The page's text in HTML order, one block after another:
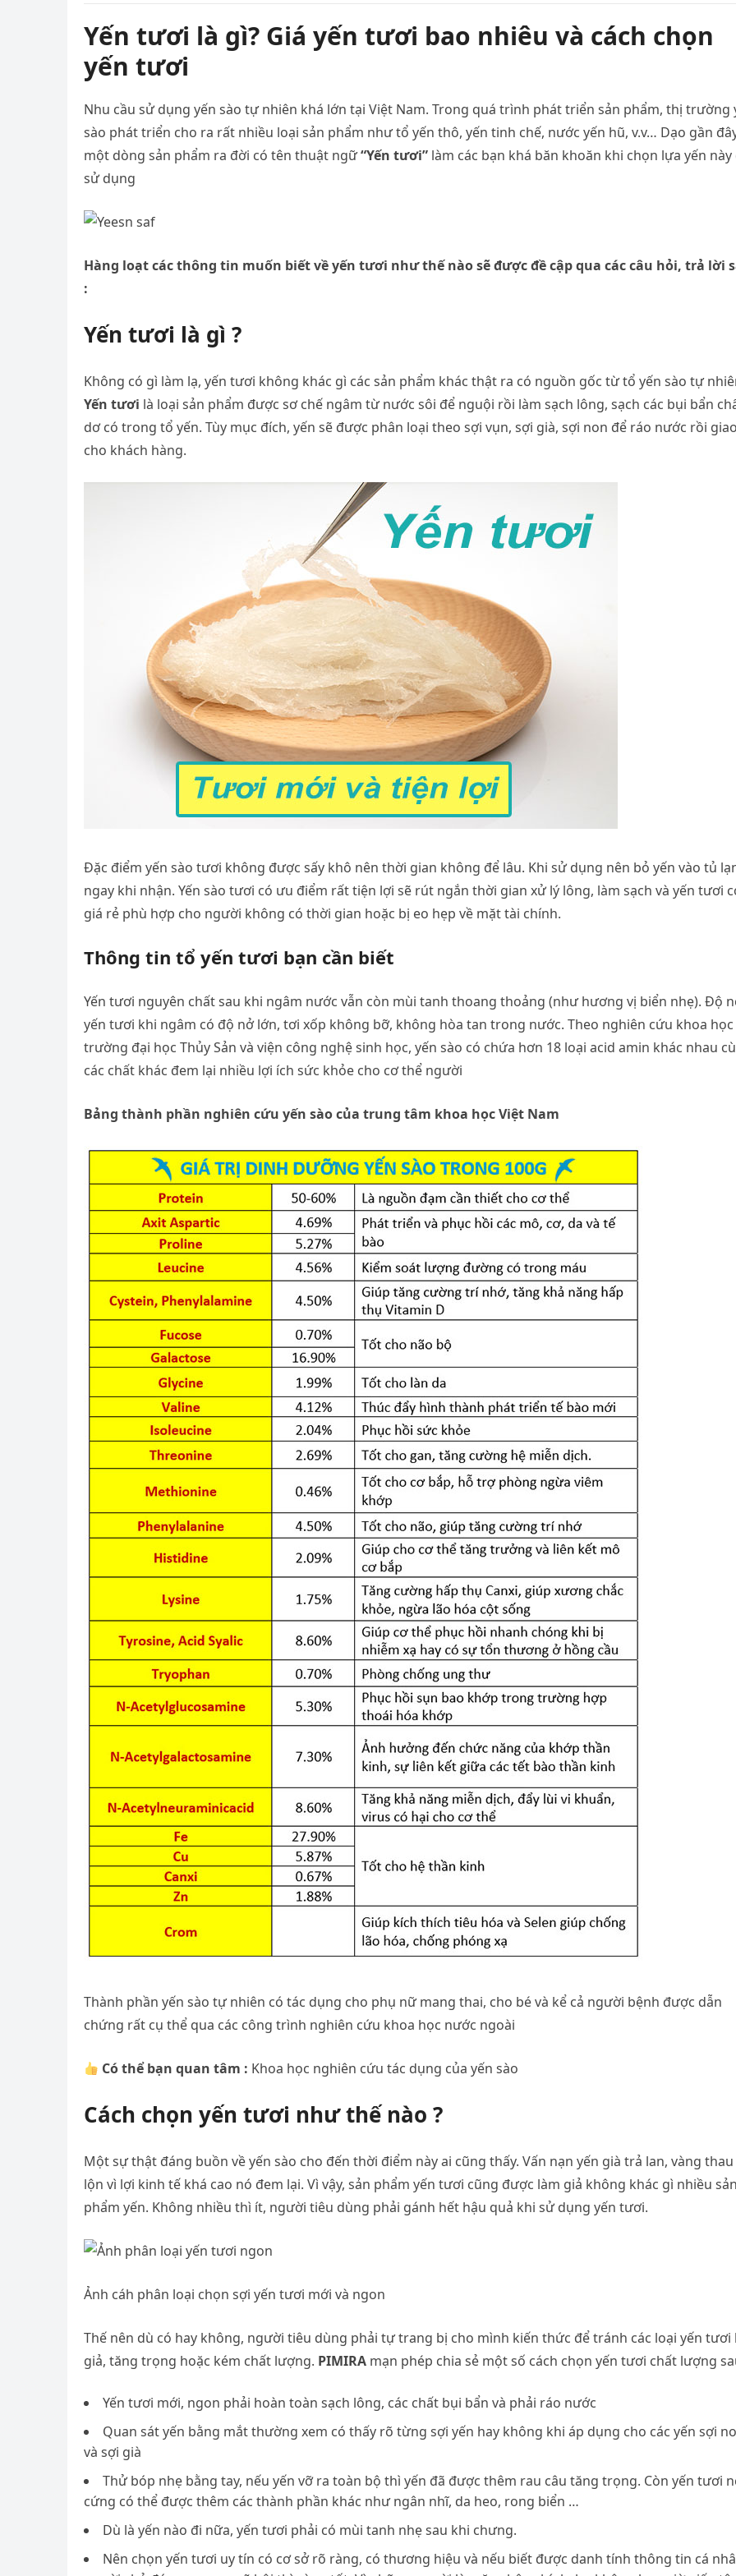
Yến tươi là gì? Giá yến tươi bao nhiêu và cách chọn
yến tươi
Nhu cầu sử dụng yến sào tự nhiên khá lớn tại Việt Nam. Trong quá trình phát triển sản phẩm, thị trường
sào phát triển cho ra rất nhiều loại sản phẩm như tổ yến thô, yến tinh chế, nước yến hũ, v.v… Dạo gần
một dòng sản phẩm ra đời có tên thuật ngữ“Yến tươi” làm các bạn khá băn khoăn khi chọn lựa yến này
sử dụng
Hàng loạt các thông tin muốn biết về yến tươi như thế nào sẽ được đề cập qua các câu hỏi, trả lời
:
Yến tươi là gì ?
Không có gì làm lạ, yến tươi không khác gì các sản phẩm khác thật ra có nguồn gốc từ tổ yến sào tự
Yến tươi là loại sản phẩm được sơ chế ngâm từ nước sôi để nguội rồi làm sạch lông, sạch các bụi bẩn
dơ có trong tổ yến. Tùy mục đích, yến sẽ được phân loại theo sợi vụn, sợi già, sợi non để ráo nước rồi giao
cho khách hàng.
Đặc điểm yến sào tươi không được sấy khô nên thời gian không để lâu. Khi sử dụng nên bỏ yến vào tủ
ngay khi nhận. Yến sào tươi có ưu điểm rất tiện lợi sẽ rút ngắn thời gian xử lý lông, làm sạch và yến tươi
giá rẻ phù hợp cho người không có thời gian hoặc bị eo hẹp về mặt tài chính.
Thông tin tổ yến tươi bạn cần biết
Yến tươi nguyên chất sau khi ngâm nước vẫn còn mùi tanh thoang thoảng (như hương vị biển nhẹ). Độ
yến tươi khi ngâm có độ nở lớn, tơi xốp không bỡ, không hòa tan trong nước. Theo nghiên cứu khoa học
trường đại học Thủy Sản và viện công nghệ sinh học, yến sào có chứa hơn 18 loại acid amin khác nhau
các chất khác đem lại nhiều lợi ích sức khỏe cho cơ thể người
Bảng thành phần nghiên cứu yến sào của trung tâm khoa học Việt Nam
Thành phần yến sào tự nhiên có tác dụng cho phụ nữ mang thai, cho bé và kể cả người bệnh được dẫn
chứng rất cụ thể qua các công trình nghiên cứu khoa học nước ngoài
Có thể bạn quan tâm : Khoa học nghiên cứu tác dụng của yến sào
Cách chọn yến tươi như thế nào ?
Một sự thật đáng buồn về yến sào cho đến thời điểm này ai cũng thấy. Vấn nạn yến già trả lan, vàng thau
lộn vì lợi kinh tế khá cao nó đem lại. Vì vậy, sản phẩm yến tươi cũng được làm giả không khác gì nhiều sản
phẩm yến. Không nhiều thì ít, người tiêu dùng phải gánh hết hậu quả khi sử dụng yến tươi.
Ảnh cáh phân loại chọn sợi yến tươi mới và ngon
Thế nên dù có hay không, người tiêu dùng phải tự trang bị cho mình kiến thức để tránh các loại yến tươi
giả, tăng trọng hoặc kém chất lượng. PIMIRA mạn phép chia sẻ một số cách chọn yến tươi chất lượng
Yến tươi mới, ngon phải hoàn toàn sạch lông, các chất bụi bẩn và phải ráo nước
Quan sát yến bằng mắt thường xem có thấy rõ từng sợi yến hay không khi áp dụng cho các yến sợi
và sợi già
Thử bóp nhẹ bằng tay, nếu yến vỡ ra toàn bộ thì yến đã được thêm rau câu tăng trọng. Còn yến tươi
cứng có thể được thêm các thành phần khác như ngân nhĩ, da heo, rong biển …
Dù là yến nào đi nữa, yến tươi phải có mùi tanh nhẹ sau khi chưng.
Nên chọn yến tươi uy tín có cơ sở rõ ràng, có thương hiệu và nếu biết được danh tính thông tin cá